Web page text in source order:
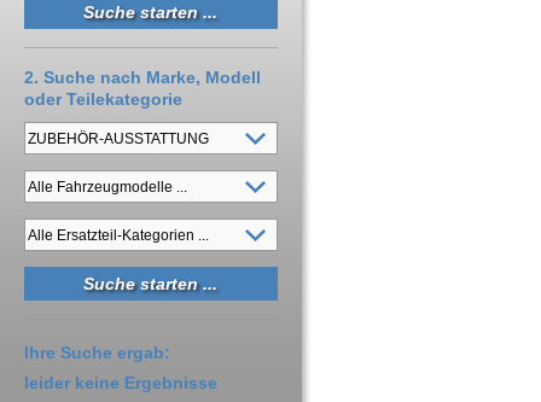
2. Suche nach Marke, Modell
oder Teilekategorie
Ihre Suche ergab:
leider keine Ergebnisse